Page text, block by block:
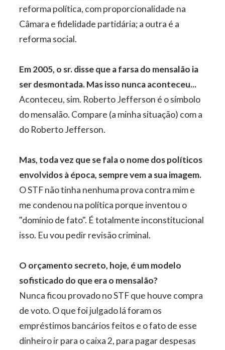
reforma política, com proporcionalidade na
Câmara e fidelidade partidária; a outra é a
reforma social.
Em 2005, o sr. disse que a farsa do mensalão ia
ser desmontada. Mas isso nunca aconteceu...
Aconteceu, sim. Roberto Jefferson é o símbolo
do mensalão. Compare (a minha situação) com a
do Roberto Jefferson.
Mas, toda vez que se fala o nome dos políticos
envolvidos à época, sempre vem a sua imagem.
O STF não tinha nenhuma prova contra mim e
me condenou na política porque inventou o
"domínio de fato". É totalmente inconstitucional
isso. Eu vou pedir revisão criminal.
O orçamento secreto, hoje, é um modelo
sofisticado do que era o mensalão?
Nunca ficou provado no STF que houve compra
de voto. O que foi julgado lá foram os
empréstimos bancários feitos e o fato de esse
dinheiro ir para o caixa 2, para pagar despesas